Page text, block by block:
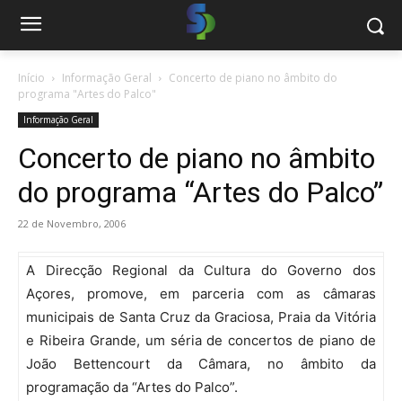
Início Informação Geral
Concerto de piano no âmbito do
programa "Artes do Palco"
Informação Geral
Concerto de piano no âmbito
do programa “Artes do Palco”
22 de Novembro, 2006
A Direcção Regional da Cultura do Governo dos
Açores, promove, em parceria com as câmaras
municipais de Santa Cruz da Graciosa, Praia da Vitória
e Ribeira Grande, um séria de concertos de piano de
João Bettencourt da Câmara, no âmbito da
programação da “Artes do Palco”.